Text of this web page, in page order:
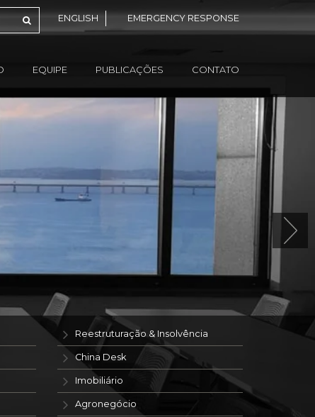
ENGLISH EMERGENCY RESPONSE
EQUIPE PUBLICAÇÕES CONTATO
Reestruturação & Insolvência
China Desk
Imobiliário
Agronegócio